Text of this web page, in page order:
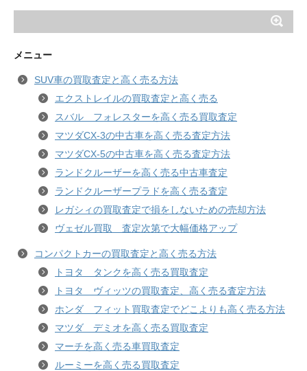
メニュー
SUV車の買取査定と高く売る方法
エクストレイルの買取査定と高く売る
スバル フォレスターを高く売る買取査定
マツダCX-3の中古車を高く売る査定方法
マツダCX-5の中古車を高く売る査定方法
ランドクルーザーを高く売る中古車査定
ランドクルーザープラドを高く売る査定
レガシィの買取査定で損をしないための売却方法
ヴェゼル買取 査定次第で大幅価格アップ
コンパクトカーの買取査定と高く売る方法
トヨタ タンクを高く売る買取査定
トヨタ ヴィッツの買取査定、高く売る査定方法
ホンダ フィット買取査定でどこよりも高く売る方法
マツダ デミオを高く売る買取査定
マーチを高く売る車買取査定
ルーミーを高く売る買取査定